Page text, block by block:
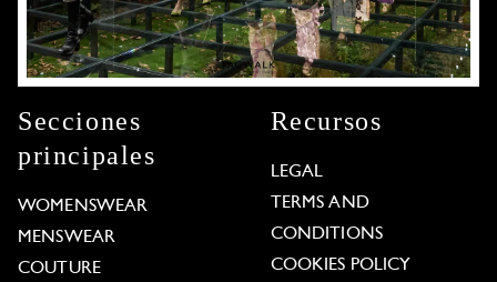
Secciones
principales
WOMENSWEAR
MENSWEAR
COUTURE
Recursos
LEGAL
TERMS AND
CONDITIONS
COOKIES POLICY